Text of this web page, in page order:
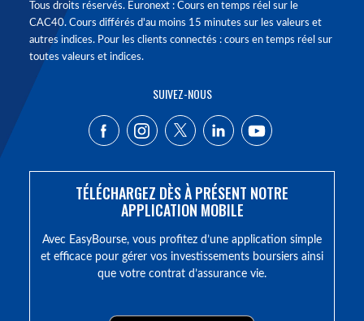
Tous droits réservés. Euronext : Cours en temps réel sur le
CAC40. Cours différés d'au moins 15 minutes sur les valeurs et
autres indices. Pour les clients connectés : cours en temps réel sur
toutes valeurs et indices.
SUIVEZ-NOUS
TÉLÉCHARGEZ DÈS À PRÉSENT NOTRE
APPLICATION MOBILE
Avec EasyBourse, vous profitez d’une application simple
et efficace pour gérer vos investissements boursiers ainsi
que votre contrat d’assurance vie.